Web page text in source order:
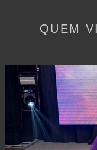
QUEM